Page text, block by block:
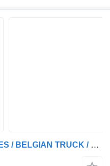
Scania G 400 (GRANDES EJES / BELGIAN TRUCK / COCHE BELGA / MANUAL GEARB